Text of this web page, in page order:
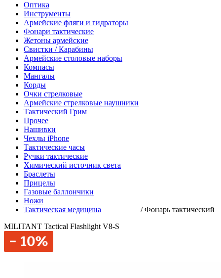
Оптика
Инструменты
Армейские фляги и гидраторы
Фонари тактические
Жетоны армейские
Свистки / Карабины
Армейские столовые наборы
Компасы
Мангалы
Корды
Очки стрелковые
Армейские стрелковые наушники
Тактический Грим
Прочее
Нашивки
Чехлы iPhone
Тактические часы
Ручки тактические
Химический источник света
Браслеты
Прицелы
Газовые баллончики
Ножи
Тактическая медицина
/Фонарь тактический
MILITANT Tactical Flashlight V8-S